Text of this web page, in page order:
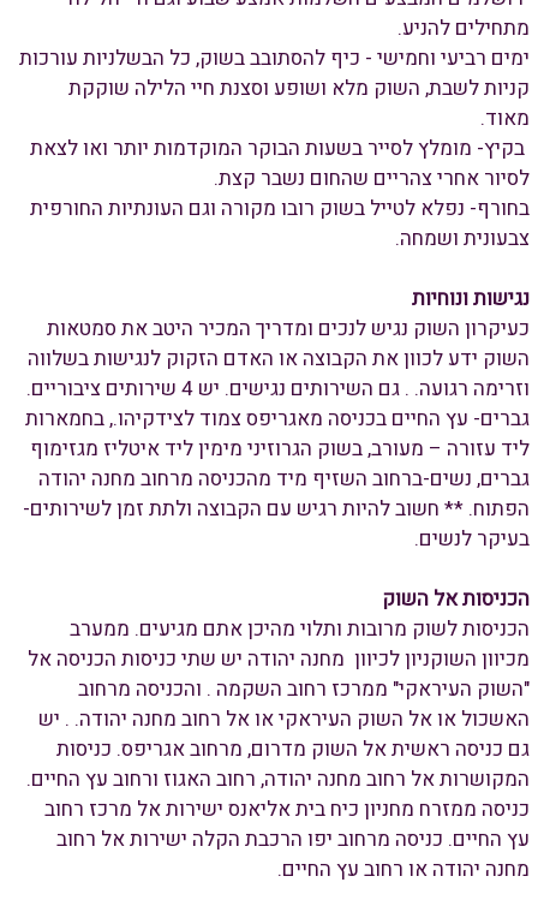
מתחילים להניע.
ימים רביעי וחמישי - כיף להסתובב בשוק, כל הבשלניות עורכות
קניות לשבת, השוק מלא ושופע וסצנת חיי הלילה שוקקת
מאוד.
בקיץ- מומלץ לסייר בשעות הבוקר המוקדמות יותר ואו לצאת
לסיור אחרי צהריים שהחום נשבר קצת.
בחורף- נפלא לטייל בשוק רובו מקורה וגם העונתיות החורפית
צבעונית ושמחה.
נגישות ונוחיות
כעיקרון השוק נגיש לנכים ומדריך המכיר היטב את סמטאות
השוק ידע לכוון את הקבוצה או האדם הזקוק לנגישות בשלווה
וזרימה רגועה. . גם השירותים נגישים. יש 4 שירותים ציבוריים.
גברים- עץ החיים בכניסה מאגריפס צמוד לצידקיהו., בחמארות
ליד עזורה – מעורב, בשוק הגרוזיני מימין ליד איטליז מגזימוף
גברים, נשים-ברחוב השזיף מיד מהכניסה מרחוב מחנה יהודה
הפתוח. ** חשוב להיות רגיש עם הקבוצה ולתת זמן לשירותים-
בעיקר לנשים.
הכניסות אל השוק
הכניסות לשוק מרובות ותלוי מהיכן אתם מגיעים. ממערב
מכיוון השוקניון לכיוון מחנה יהודה יש שתי כניסות הכניסה אל
"השוק העיראקי" ממרכז רחוב השקמה . והכניסה מרחוב
האשכול או אל השוק העיראקי או אל רחוב מחנה יהודה. . יש
גם כניסה ראשית אל השוק מדרום, מרחוב אגריפס. כניסות
המקושרות אל רחוב מחנה יהודה, רחוב האגוז ורחוב עץ החיים.
כניסה ממזרח מחניון כיח בית אליאנס ישירות אל מרכז רחוב
עץ החיים. כניסה מרחוב יפו הרכבת הקלה ישירות אל רחוב
מחנה יהודה או רחוב עץ החיים.